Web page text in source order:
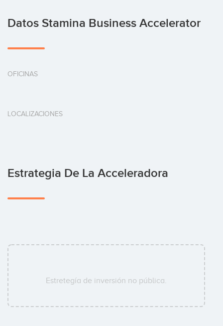
Datos Stamina Business Accelerator
OFICINAS
LOCALIZACIONES
Estrategia De La Acceleradora
Estretegía de inversión no pública.